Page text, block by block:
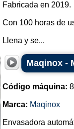
Fabricada en 2019.
Con 100 horas de
Llena y se...
Maqinox -
Código máquina:
Marca: Maqinox
Envasadora